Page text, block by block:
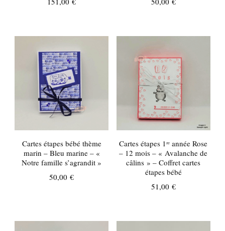
Cartes étapes bébé thème
marin – Bleu marine – «
Notre famille s’agrandit »
50,00€
Cartes étapes 1ʳᵉ année Rose
– 12 mois – « Avalanche de
câlins » – Coffret cartes
étapes bébé
51,00 €